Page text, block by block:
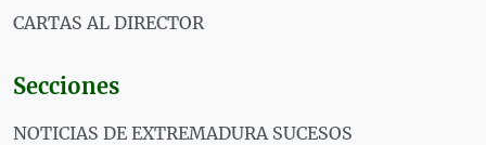
CARTAS AL DIRECTOR
Secciones
NOTICIAS DE EXTREMADURA SUCESOS